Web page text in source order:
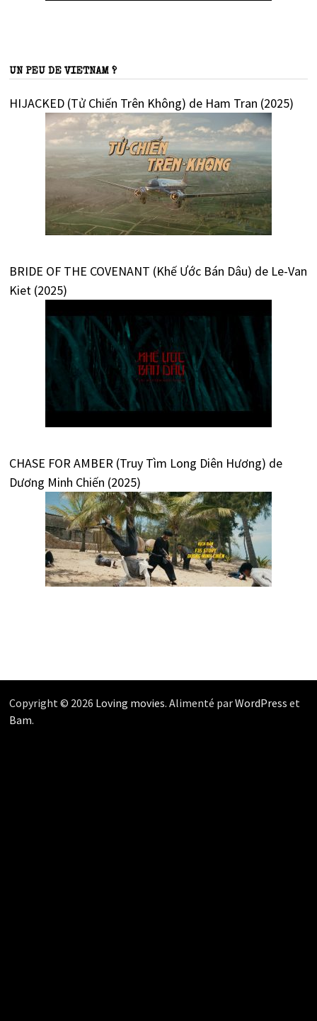
UN PEU DE VIETNAM ?
HIJACKED (Tử Chiến Trên Không) de Ham Tran (2025)
BRIDE OF THE COVENANT (Khế Ước Bán Dâu) de Le-Van
Kiet (2025)
CHASE FOR AMBER (Truy Tìm Long Diên Hương) de
Dương Minh Chiến (2025)
Copyright © 2026 Loving movies. Alimenté parWordPress et
Bam.